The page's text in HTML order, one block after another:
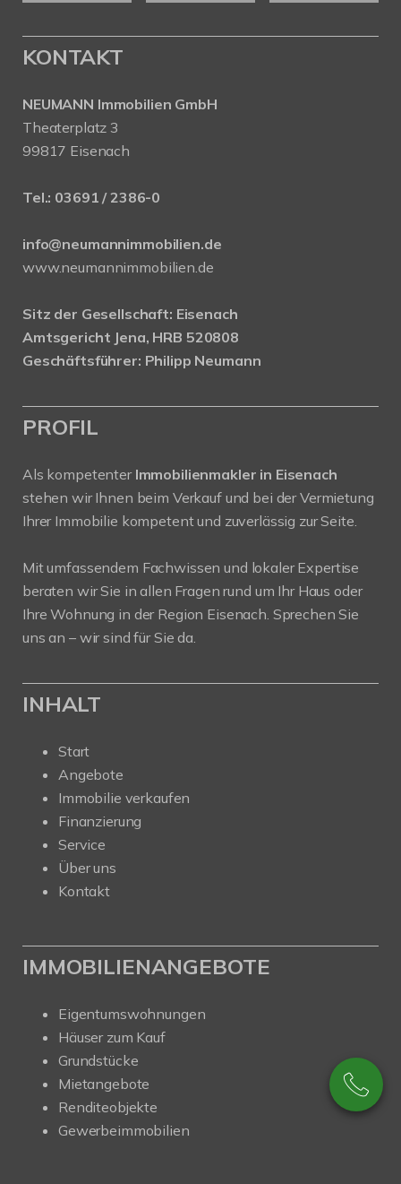
KONTAKT
NEUMANN Immobilien GmbH
Theaterplatz 3
99817 Eisenach
Tel.: 03691 / 2386-0
info@neumannimmobilien.de
www.neumannimmobilien.de
Sitz der Gesellschaft: Eisenach
Amtsgericht Jena, HRB 520808
Geschäftsführer: Philipp Neumann
PROFIL
Als kompetenter Immobilienmakler in Eisenach
stehen wir Ihnen beim Verkauf und bei der Vermietung
Ihrer Immobilie kompetent und zuverlässig zur Seite.
Mit umfassendem Fachwissen und lokaler Expertise
beraten wir Sie in allen Fragen rund um Ihr Haus oder
Ihre Wohnung in der Region Eisenach. Sprechen Sie
uns an – wir sind für Sie da.
INHALT
Start
Angebote
Immobilie verkaufen
Finanzierung
Service
Über uns
Kontakt
IMMOBILIENANGEBOTE
Eigentumswohnungen
Häuser zum Kauf
Grundstücke
Mietangebote
Renditeobjekte
Gewerbeimmobilien